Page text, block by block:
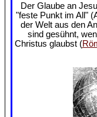
Der Glaube an
"feste Punkt im All"
der Welt aus den
sind gesühnt,
Christus glaubst (